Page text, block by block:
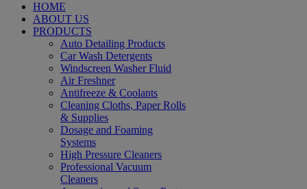
HOME
ABOUT US
PRODUCTS
Auto Detailing Products
Car Wash Detergents
Windscreen Washer Fluid
Air Freshner
Antifreeze & Coolants
Cleaning Cloths, Paper Rolls
& Supplies
Dosage and Foaming
Systems
High Pressure Cleaners
Professional Vacuum
Cleaners